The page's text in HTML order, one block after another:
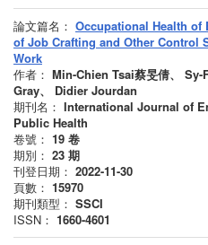
論文篇名： Occupational Health
of Job Crafting and Other Control
Work
作者： Min-Chien Tsai蔡旻倩、
Gray、 Didier Jourdan
期刊名： International Journal of
Public Health
卷號： 19 卷
期別： 23 期
刊登日期： 2022-11-30
頁數： 15970
期刊類型： SSCI
ISSN： 1660-4601